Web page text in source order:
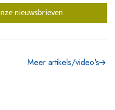
nieuwsbrieven
Meer artikels/video's